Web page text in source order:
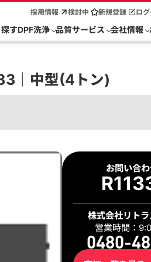
採用情報 検討中 新規登録 ロ
すDPF洗浄 品質サービス 会社情報
｜中型(4トン)
お問い合
株式会社リト
営業時間：
0480-